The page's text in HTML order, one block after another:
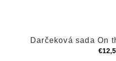
Darčeková sada On